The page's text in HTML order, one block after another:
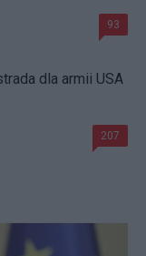
93
dla armii USA
207